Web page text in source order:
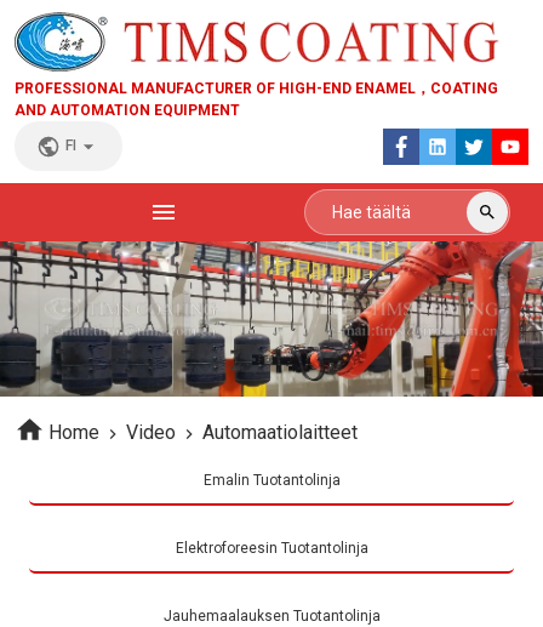
PROFESSIONAL MANUFACTURER OF HIGH-END ENAMEL，COATING
AND AUTOMATION EQUIPMENT
FI
Home Video Automaatiolaitteet
Emalin Tuotantolinja
Elektroforeesin Tuotantolinja
Jauhemaalauksen Tuotantolinja